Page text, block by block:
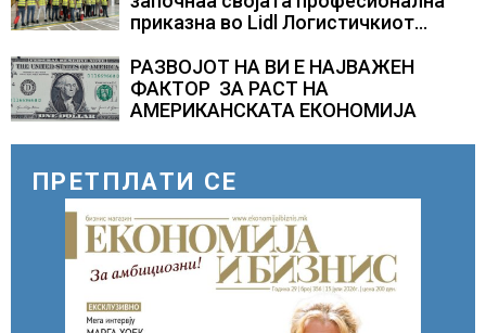
приказна во Lidl Логистичкиот
РАЗВОЈОТ НА ВИ Е НАЈВАЖЕН
ФАКТОР ЗА РАСТ НА
АМЕРИКАНСКАТА ЕКОНОМИЈА
ПРЕТПЛАТИ СЕ